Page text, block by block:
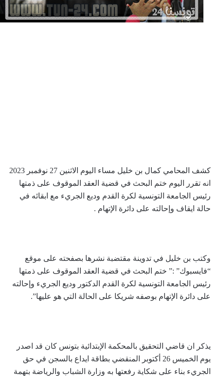
كشف المحامي كمال بن خليل مساء اليوم الاثنين 27 نوفمبر 2023
انه تقرر اليوم ختم البحث في قضية العقد الموقوف على ذمتها
رئيس الجامعة التونسية لكرة القدم وديع الجريء مع ابقائه في
حالة ايقاف وإحالته على دائرة الإتهام .
وكتب بن خليل في تدوينة مقتضبة نشرها بصفحته على موقع
“فايسبوك” :” ختم البحث في قضية العقد الموقوف على ذمتها
رئيس الجامعة التونسية لكرة القدم الدكتور وديع الجريء وإحالته
على دائرة الإتهام بوصفه شريكا على الحالة التي هو عليها”.
يذكر ان قاضي التحقيق بالمحكمة الإبتدائية بتونس كان قد اصدر
يوم الخميس 26 أكتوبر المنقضي بطاقة ايداع بالسجن في حق
الجريء بناء على شكاية رفعتها به وزارة الشباب والرياضة بتهمة